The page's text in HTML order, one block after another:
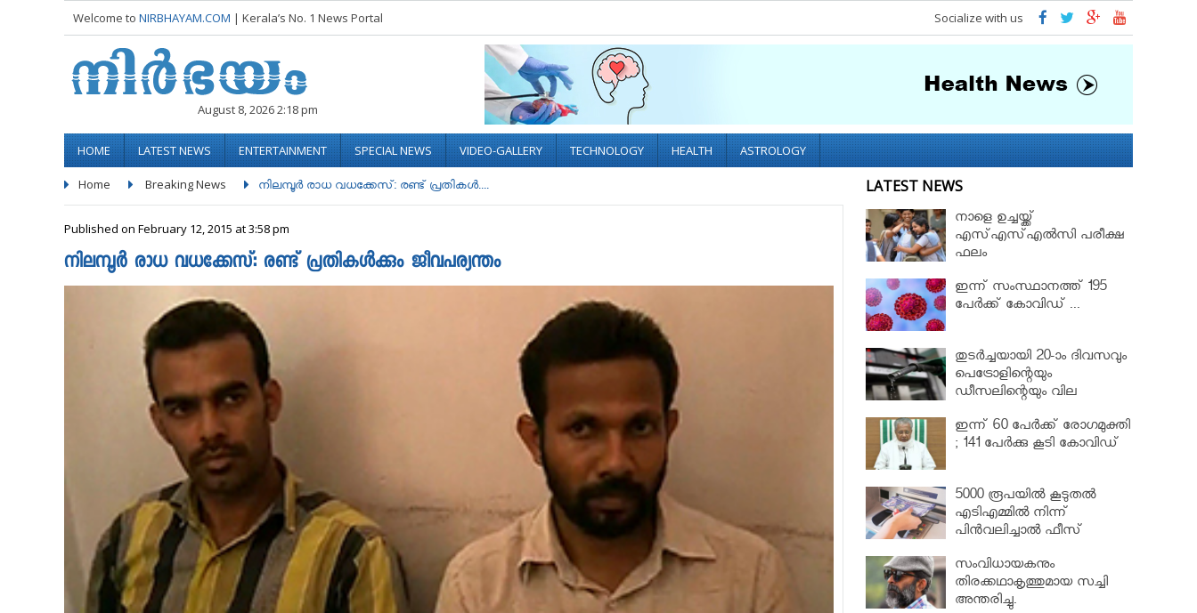
Welcome to NIRBHAYAM.COM | Kerala’s No. 1 News Portal Socialize with us
August 8, 2026 2:18 pm
HOME LATEST NEWS ENTERTAINMENT SPECIAL NEWS VIDEO-GALLERY TECHNOLOGY HEALTH ASTROLOGY
Home Breaking News നിലമ്പൂര്‍ രാധ വധക്കേസ്: രണ്ട് പ്രതികള്‍....
Published on February 12, 2015 at 3:58 pm
നിലമ്പൂര്‍ രാധ വധക്കേസ്: രണ്ട് പ്രതികള്‍ക്കും ജീവപര്യന്തം
LATEST NEWS
നാളെ ഉച്ചയ്ക്ക്
എസ്എസ്എല്‍സി പരീക്ഷ
ഫലം
ഇന്ന് സംസ്ഥാനത്ത് 195
പേര്‍ക്ക് കോവിഡ് ...
തുടർച്ചയായി 20-ാം ദിവസവും
പെട്രോളിന്റെയും
ഡീസലിന്റെയും വില
ഇന്ന് 60 പേർക്ക് രോഗമുക്തി
; 141 പേര്‍ക്കു കൂടി കോവിഡ്
5000 രൂപയിൽ കൂടുതൽ
എടിഎമ്മിൽ നിന്ന്
പിൻവലിച്ചാൽ ഫീസ്
സംവിധായകനും
തിരക്കഥാകൃത്തുമായ സച്ചി
അന്തരിച്ചു.